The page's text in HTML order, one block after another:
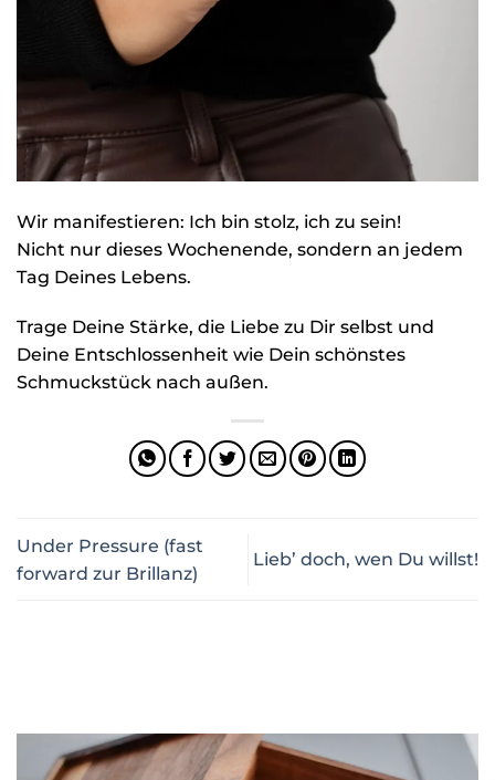
Wir manifestieren: Ich bin stolz, ich zu sein!
Nicht nur dieses Wochenende, sondern an jedem
Tag Deines Lebens.
Trage Deine Stärke, die Liebe zu Dir selbst und
Deine Entschlossenheit wie Dein schönstes
Schmuckstück nach außen.
Under Pressure (fast
forward zur Brillanz)
Lieb’ doch, wen Du willst!